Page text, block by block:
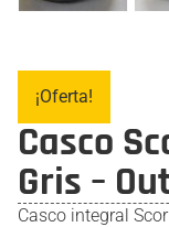
¡Oferta!
Casco
Gris –
Casco integral